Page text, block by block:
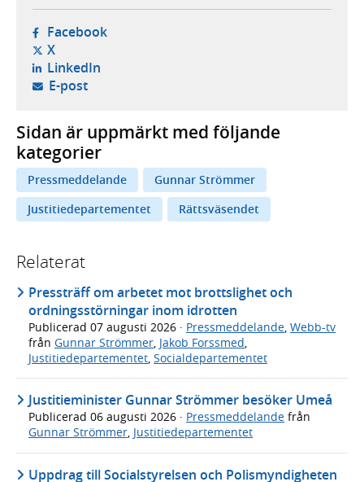
Facebook- öppnas i ny flik, extern webbplats,
X- öppnas i ny flik, extern webbplats,
LinkedIn- öppnas i ny flik, extern webbplats,
E-post- öppnar din e-postklient,
Sidan är uppmärkt med följande
kategorier
Pressmeddelande
Gunnar Strömmer
Justitiedepartementet
Rättsväsendet
Relaterat
Pressträff om arbetet mot brottslighet och
ordningsstörningar inom idrotten
Publicerad 07 augusti 2026 · Pressmeddelande Webb-tv
från Gunnar Strömmer Jakob Forssmed
Justitiedepartementet Socialdepartementet
Justitieminister Gunnar Strömmer besöker Umeå
Publicerad 06 augusti 2026 · Pressmeddelande från
Gunnar Strömmer, Justitiedepartementet
Uppdrag till Socialstyrelsen och Polismyndigheten